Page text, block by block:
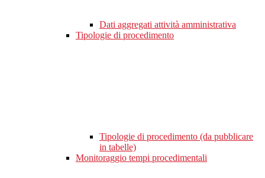
Dati aggregati attività amministrativa
Tipologie di procedimento
Tipologie di procedimento (da pubblicare
in tabelle)
Monitoraggio tempi procedimentali